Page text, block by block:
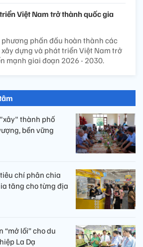
Việt Nam trở thành quốc gia
phương phấn đấu hoàn thành các
dựng và phát triển Việt Nam trở
mạnh giai đoạn 2026 - 2030.
thành phố
bền vững
chí phân chia
tăng cho từng địa
“mở lối” cho du
La Dạ